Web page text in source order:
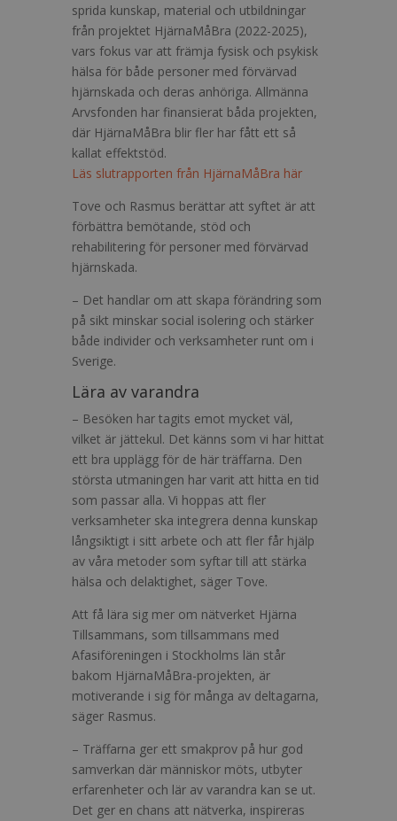
sprida kunskap, material och utbildningar
från projektet HjärnaMåBra (2022-2025),
vars fokus var att främja fysisk och psykisk
hälsa för både personer med förvärvad
hjärnskada och deras anhöriga. Allmänna
Arvsfonden har finansierat båda projekten,
där HjärnaMåBra blir fler har fått ett så
kallat effektstöd.
Läs slutrapporten från HjärnaMåBra här
Tove och Rasmus berättar att syftet är att
förbättra bemötande, stöd och
rehabilitering för personer med förvärvad
hjärnskada.
– Det handlar om att skapa förändring som
på sikt minskar social isolering och stärker
både individer och verksamheter runt om i
Sverige.
Lära av varandra
– Besöken har tagits emot mycket väl,
vilket är jättekul. Det känns som vi har hittat
ett bra upplägg för de här träffarna. Den
största utmaningen har varit att hitta en tid
som passar alla. Vi hoppas att fler
verksamheter ska integrera denna kunskap
långsiktigt i sitt arbete och att fler får hjälp
av våra metoder som syftar till att stärka
hälsa och delaktighet, säger Tove.
Att få lära sig mer om nätverket Hjärna
Tillsammans, som tillsammans med
Afasiföreningen i Stockholms län står
bakom HjärnaMåBra-projekten, är
motiverande i sig för många av deltagarna,
säger Rasmus.
– Träffarna ger ett smakprov på hur god
samverkan där människor möts, utbyter
erfarenheter och lär av varandra kan se ut.
Det ger en chans att nätverka, inspireras